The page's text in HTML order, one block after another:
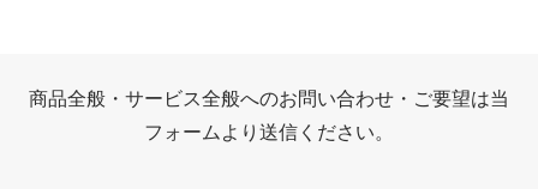
商品全般・サービス全般へのお問い合わせ・ご要望は当
フォームより送信ください。